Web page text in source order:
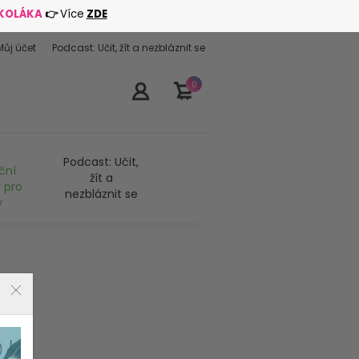
👉Více ZDE
0
pro
Podcast: Učit,
žít a
nezbláznit se
účet Podcast: Učit, žít a nezbláznit se